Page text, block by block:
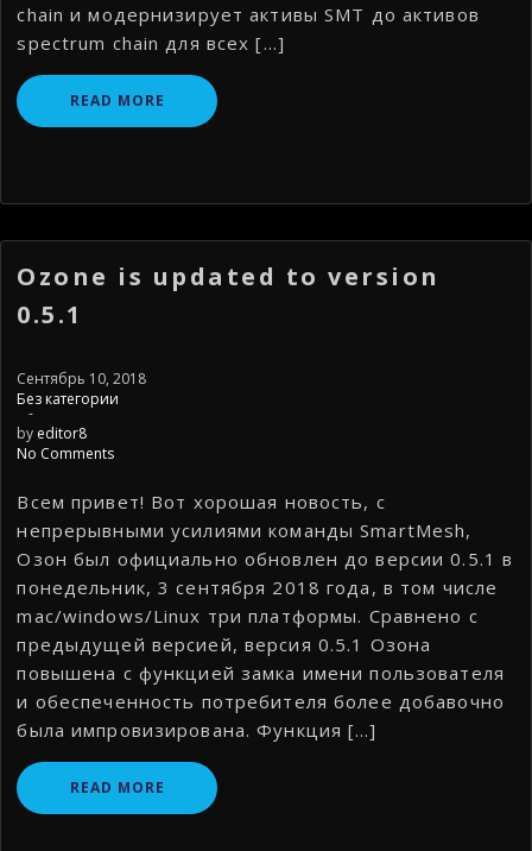
chain и модернизирует активы SMT до активов
spectrum chain для всех […]
READ MORE
Ozone is updated to version
0.5.1
Сентябрь 10, 2018
Без категории
-
by editor8
No Comments
Всем привет! Вот хорошая новость, с
непрерывными усилиями команды SmartMesh,
Озон был официально обновлен до версии 0.5.1 в
понедельник, 3 сентября 2018 года, в том числе
mac/windows/Linux три платформы. Сравнено с
предыдущей версией, версия 0.5.1 Озона
повышена с функцией замка имени пользователя
и обеспеченность потребителя более добавочно
была импровизирована. Функция […]
READ MORE